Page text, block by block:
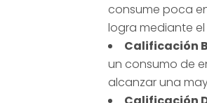
consume poca
logra mediante
Calificación
un consumo de
alcanzar una